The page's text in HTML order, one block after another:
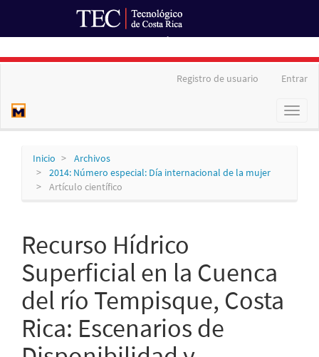
Registro de usuario Entrar
Toggle
Inicio
Archivos
2014: Número especial: Día internacional de la mujer
Artículo científico
Recurso Hídrico
Superficial en la Cuenca
del río Tempisque, Costa
Rica: Escenarios de